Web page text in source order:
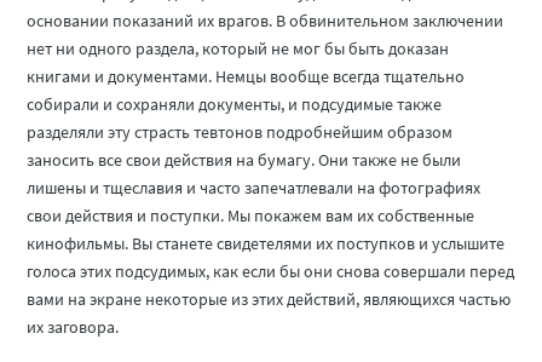
основании показаний их врагов. В обвинительном заключении
нет ни одного раздела, который не мог бы быть доказан
книгами и документами. Немцы вообще всегда тщательно
собирали и сохраняли документы, и подсудимые также
разделяли эту страсть тевтонов подробнейшим образом
заносить все свои действия на бумагу. Они также не были
лишены и тщеславия и часто запечатлевали на фотографиях
свои действия и поступки. Мы покажем вам их собственные
кинофильмы. Вы станете свидетелями их поступков и услышите
голоса этих подсудимых, как если бы они снова совершали перед
вами на экране некоторые из этих действий, являющихся частью
их заговора.